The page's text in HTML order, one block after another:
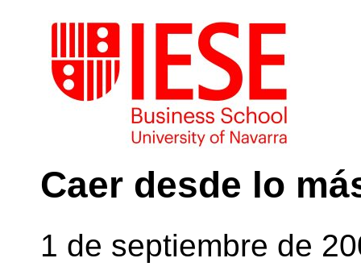
Caer desde lo
1 de septiembre de